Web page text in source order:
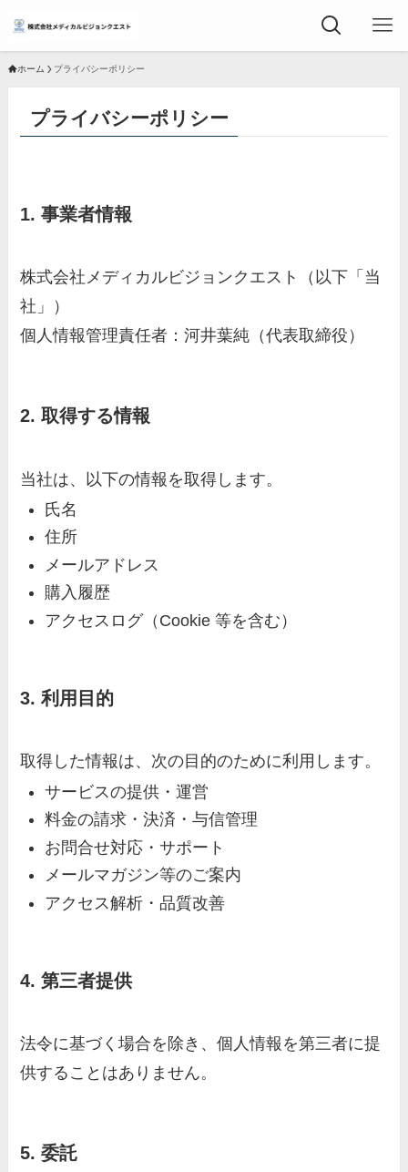
ホーム プライバシーポリシー
プライバシーポリシー
1. 事業者情報
株式会社メディカルビジョンクエスト（以下「当
社」）
個人情報管理責任者：河井葉純（代表取締役）
2. 取得する情報
当社は、以下の情報を取得します。
氏名
住所
メールアドレス
購入履歴
アクセスログ（Cookie 等を含む）
3. 利用目的
取得した情報は、次の目的のために利用します。
サービスの提供・運営
料金の請求・決済・与信管理
お問合せ対応・サポート
メールマガジン等のご案内
アクセス解析・品質改善
4. 第三者提供
法令に基づく場合を除き、個人情報を第三者に提
供することはありません。
5. 委託